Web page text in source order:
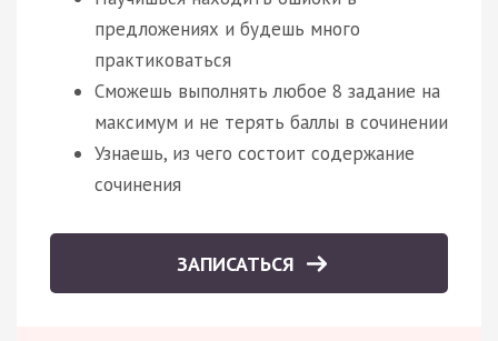
предложениях и будешь много
практиковаться
Сможешь выполнять любое 8 задание на
максимум и не терять баллы в сочинении
Узнаешь, из чего состоит содержание
сочинения
ЗАПИСАТЬСЯ